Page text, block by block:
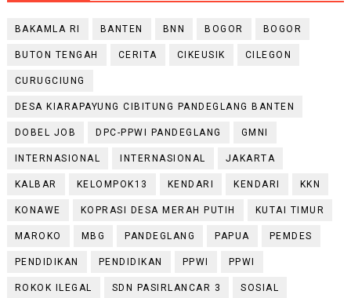
BAKAMLA RI BANTEN BNN BOGOR BOGOR
BUTON TENGAH CERITA CIKEUSIK CILEGON
CURUGCIUNG
DESA KIARAPAYUNG CIBITUNG PANDEGLANG BANTEN
DOBEL JOB DPC-PPWI PANDEGLANG GMNI
INTERNASIONAL INTERNASIONAL JAKARTA
KALBAR KELOMPOK13 KENDARI KENDARI KKN
KONAWE KOPRASI DESA MERAH PUTIH KUTAI TIMUR
MAROKO MBG PANDEGLANG PAPUA PEMDES
PENDIDIKAN PENDIDIKAN PPWI PPWI
ROKOK ILEGAL SDN PASIRLANCAR 3 SOSIAL